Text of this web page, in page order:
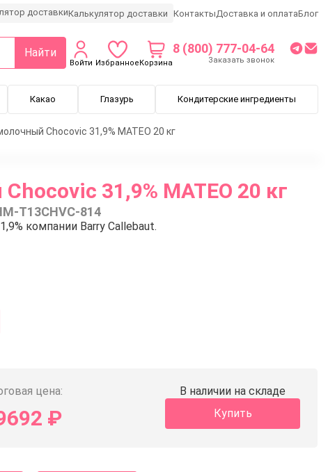
Калькулятор доставки КонтактыДоставка и оплатаБлог
Найти
Войти ИзбранноеКорзина
8 (800) 777-04-64
Заказать звонок
Какао Глазурь Кондитерские ингредиенты
Chocovic 31,9% МАТЕО 20 кг
31,9% МАТЕО 20 кг
T13CHVC-814
компании Barry Callebaut.
цена:
₽
В наличии на складе
Купить